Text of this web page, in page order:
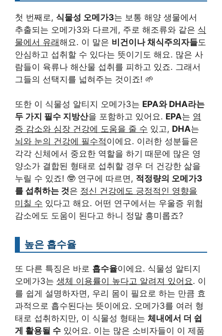
첫 번째로, 식물성 오메가3는 보통 해양 생물에서
추출되는 오메가3와 다르게, 주로 해조류와 같은 식
물에서 유래해요. 이 말은 비건이나 채식주의자들도
안심하고 섭취할 수 있다는 뜻이기도 해요. 많은 사
람들이 육류나 해산물 섭취를 피하고 있죠. 그래서
그들의 선택지를 넓혀주는 것이죠! 🌱
또한 이 식물성 알티지 오메가3는 EPA와 DHA라는
두 가지 필수 지방산을 포함하고 있어요. EPA는 염
증 감소와 심장 건강에 도움을 줄 수 있고, DHA는
뇌와 눈의 건강에 필수적이에요. 이러한 성분들은
각각 신체에서 중요한 역할을 하기 때문에 많은 영
양소가 결합된 형태로 섭취할 경우 더 건강한 삶을
누릴 수 있죠! 🤓 연구에 따르면, 적정량의 오메가3
를 섭취하는 것은 정신 건강에도 긍정적인 영향을
미칠 수 있다고 해요. 어떤 연구에서는 우울증 위험
감소에도 도움이 된다고 하니 정말 흥미롭죠?
높은 흡수율
또 다른 특징은 바로 흡수율이에요. 식물성 알티지
오메가3는 생체 이용률이 높다고 알려져 있어요. 이
를 쉽게 설명하자면, 우리 몸이 필요로 하는 만큼 효
과적으로 흡수된다는 뜻이에요. 오메가3를 여러 형
태로 섭취하지만, 이 식물성 형태는 체내에서 더 쉽
게 활용될 수 있어요. 이는 많은 소비자들이 이 제품